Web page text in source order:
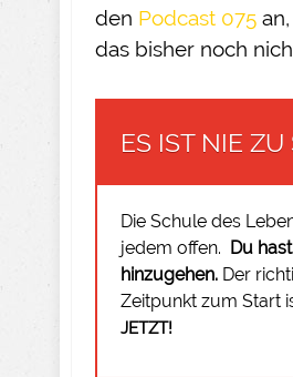
den Podcast 075
das bisher noch
ES IST NIE ZU
Die Schule des
jedem offen. Du
hinzugehen. Der
Zeitpunkt zum Start
JETZT!